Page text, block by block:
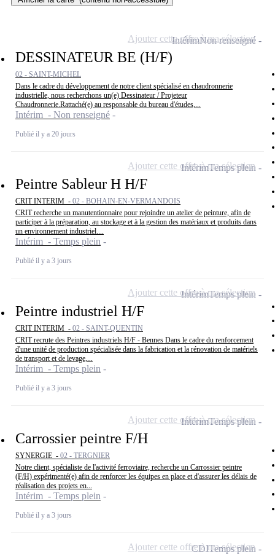
DESSINATEUR BE (H/F)
02 - SAINT-MICHEL
Dans le cadre du développement de notre client spécialisé en chaudronnerie
industrielle, nous recherchons un(e) Dessinateur / Projeteur
Chaudronnerie.Rattaché(e) au responsable du bureau d'études,...
Intérim - Non renseigné
Publié il y a 20 jours
IntérimNon renseigné
Ajouter cette offre à ma sélection
Peintre Sableur H H/F
CRIT INTERIM - 02 - BOHAIN-EN-VERMANDOIS
CRIT recherche un manutentionnaire pour rejoindre un atelier de peinture, afin de
participer à la préparation, au stockage et à la gestion des matériaux et produits dans
un environnement industriel....
Intérim - Temps plein
Publié il y a 3 jours
IntérimTemps plein
Ajouter cette offre à ma sélection
Peintre industriel H/F
CRIT INTERIM - 02 - SAINT-QUENTIN
CRIT recrute des Peintres industriels H/F - Bennes Dans le cadre du renforcement
d'une unité de production spécialisée dans la fabrication et la rénovation de matériels
de transport et de levage,...
Intérim - Temps plein
Publié il y a 3 jours
IntérimTemps plein
Ajouter cette offre à ma sélection
Carrossier peintre F/H
SYNERGIE - 02 - TERGNIER
Notre client, spécialiste de l'activité ferroviaire, recherche un Carrossier peintre
(F/H) expérimenté(e) afin de renforcer les équipes en place et d'assurer les délais de
réalisation des projets en...
Intérim - Temps plein
Publié il y a 3 jours
IntérimTemps plein
Ajouter cette offre à ma sélection
CDITemps plein
Ajouter cette offre à ma sélection